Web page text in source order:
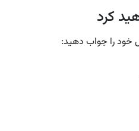
کرد
خود را جواب دهید: